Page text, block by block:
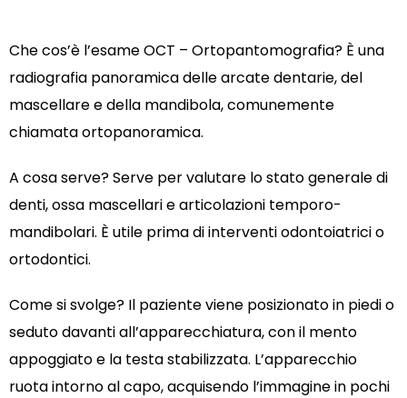
Che cos’è l’esame OCT – Ortopantomografia? È una
radiografia panoramica delle arcate dentarie, del
mascellare e della mandibola, comunemente
chiamata ortopanoramica.
A cosa serve? Serve per valutare lo stato generale di
denti, ossa mascellari e articolazioni temporo-
mandibolari. È utile prima di interventi odontoiatrici o
ortodontici.
Come si svolge? Il paziente viene posizionato in piedi o
seduto davanti all’apparecchiatura, con il mento
appoggiato e la testa stabilizzata. L’apparecchio
ruota intorno al capo, acquisendo l’immagine in pochi